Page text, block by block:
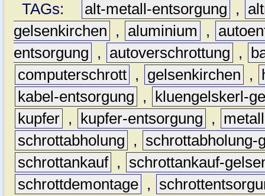
TAGs:
alt-metall-entsorgung ,
gelsenkirchen
, aluminium ,
entsorgung
, autoverschrottung ,
computerschrott , gelsenkirchen ,
kabel-entsorgung
,
kluengelskerl-
kupfer , kupfer-entsorgung ,
metall
schrottabholung
,
schrottabholung-
schrottankauf ,
schrottankauf-
schrottdemontage ,